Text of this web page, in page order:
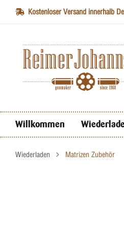
Kostenloser Versand innerhalb
Willkommen
Wiederladen Matrizen Zubehör